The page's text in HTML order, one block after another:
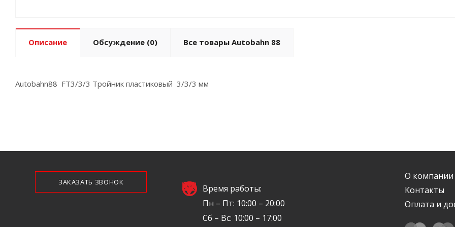
Описание Обсуждение (0) Все товары Autobahn 88
Autobahn88 FT3/3/3 Тройник пластиковый 3/3/3 мм
ЗАКАЗАТЬ ЗВОНОК
Время работы:
Пн – Пт: 10:00 – 20:00
Сб – Вс: 10:00 – 17:00
О компании
Контакты
Оплата и